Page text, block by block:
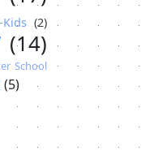
Kids (2)
(14)
School
(5)